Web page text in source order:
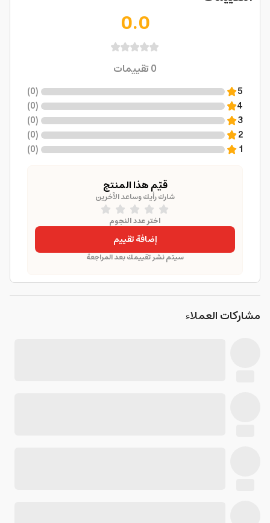
0.0
0تقييمات
5
(
0
)
4
(
0
)
3
(
0
)
2
(
0
)
1
(
0
)
قيّم هذا المنتج
شارك رأيك وساعد الآخرين
اختر عدد النجوم
إضافة تقييم
سيتم نشر تقييمك بعد المراجعة
مشاركات العملاء